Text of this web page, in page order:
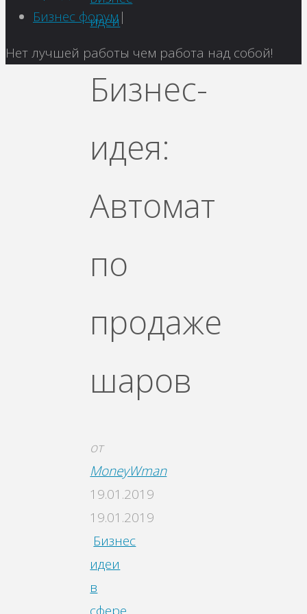
идеи
Бизнес-
идея:
Автомат
по
продаже
шаров
от
MoneyWman
19.01.2019
19.01.2019
Бизнес
идеи
в
Бизнес форум|
Вернуться
Нет лучшей работы чем работа над собой!